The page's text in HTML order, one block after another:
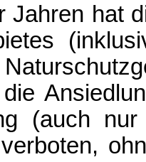
Jahren hat
(auch